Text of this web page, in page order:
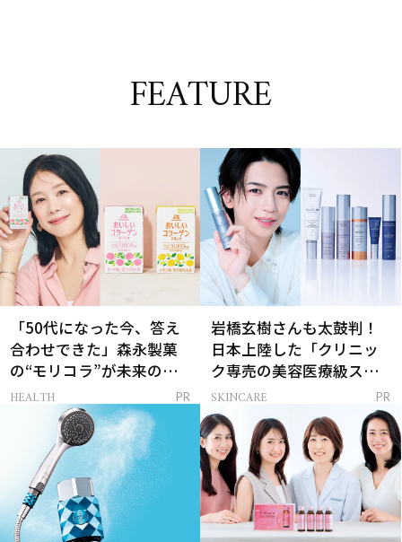
FEATURE
「50代になった今、答え
合わせできた」森永製菓
の“モリコラ”が未来のキ
レイを連れてくる！
HEALTH PR
岩橋玄樹さんも太鼓判！
日本上陸した「クリニッ
ク専売の美容医療級スキ
ンケア」
SKINCARE PR